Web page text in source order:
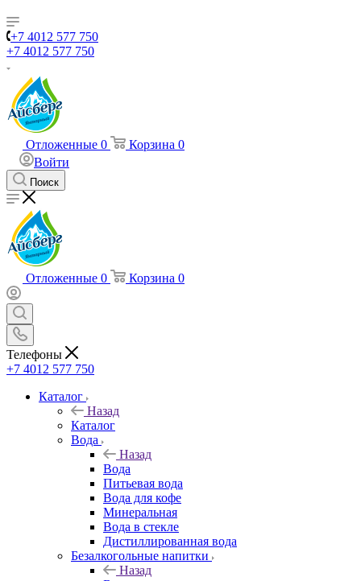
+7 4012 577 750
+7 4012 577 750
Отложенные 0 Корзина 0
Войти
Поиск
Отложенные 0 Корзина 0
Телефоны
+7 4012 577 750
Каталог
Назад
Каталог
Вода
Назад
Вода
Питьевая вода
Вода для кофе
Минеральная
Вода в стекле
Дистиллированная вода
Безалкогольные напитки
Назад